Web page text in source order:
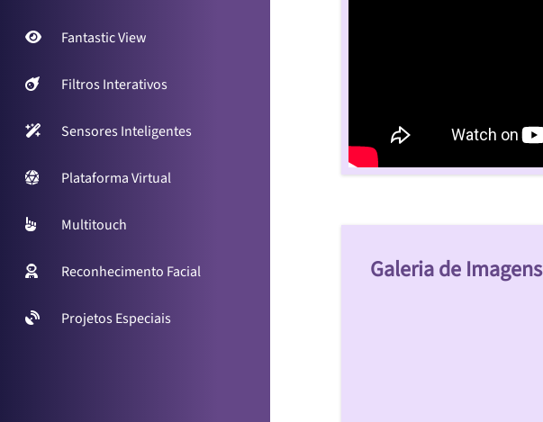
Fantastic View
Filtros Interativos
Sensores Inteligentes
Plataforma Virtual
Multitouch
Reconhecimento Facial
Projetos Especiais
Galeria de Imagens